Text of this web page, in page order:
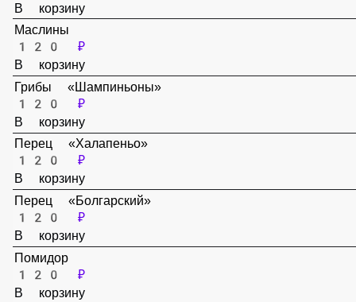
Тройной сыр Моцарелла
350 ₽
В корзину
Маслины
120 ₽
В корзину
Грибы «Шампиньоны»
120 ₽
В корзину
Перец «Халапеньо»
120 ₽